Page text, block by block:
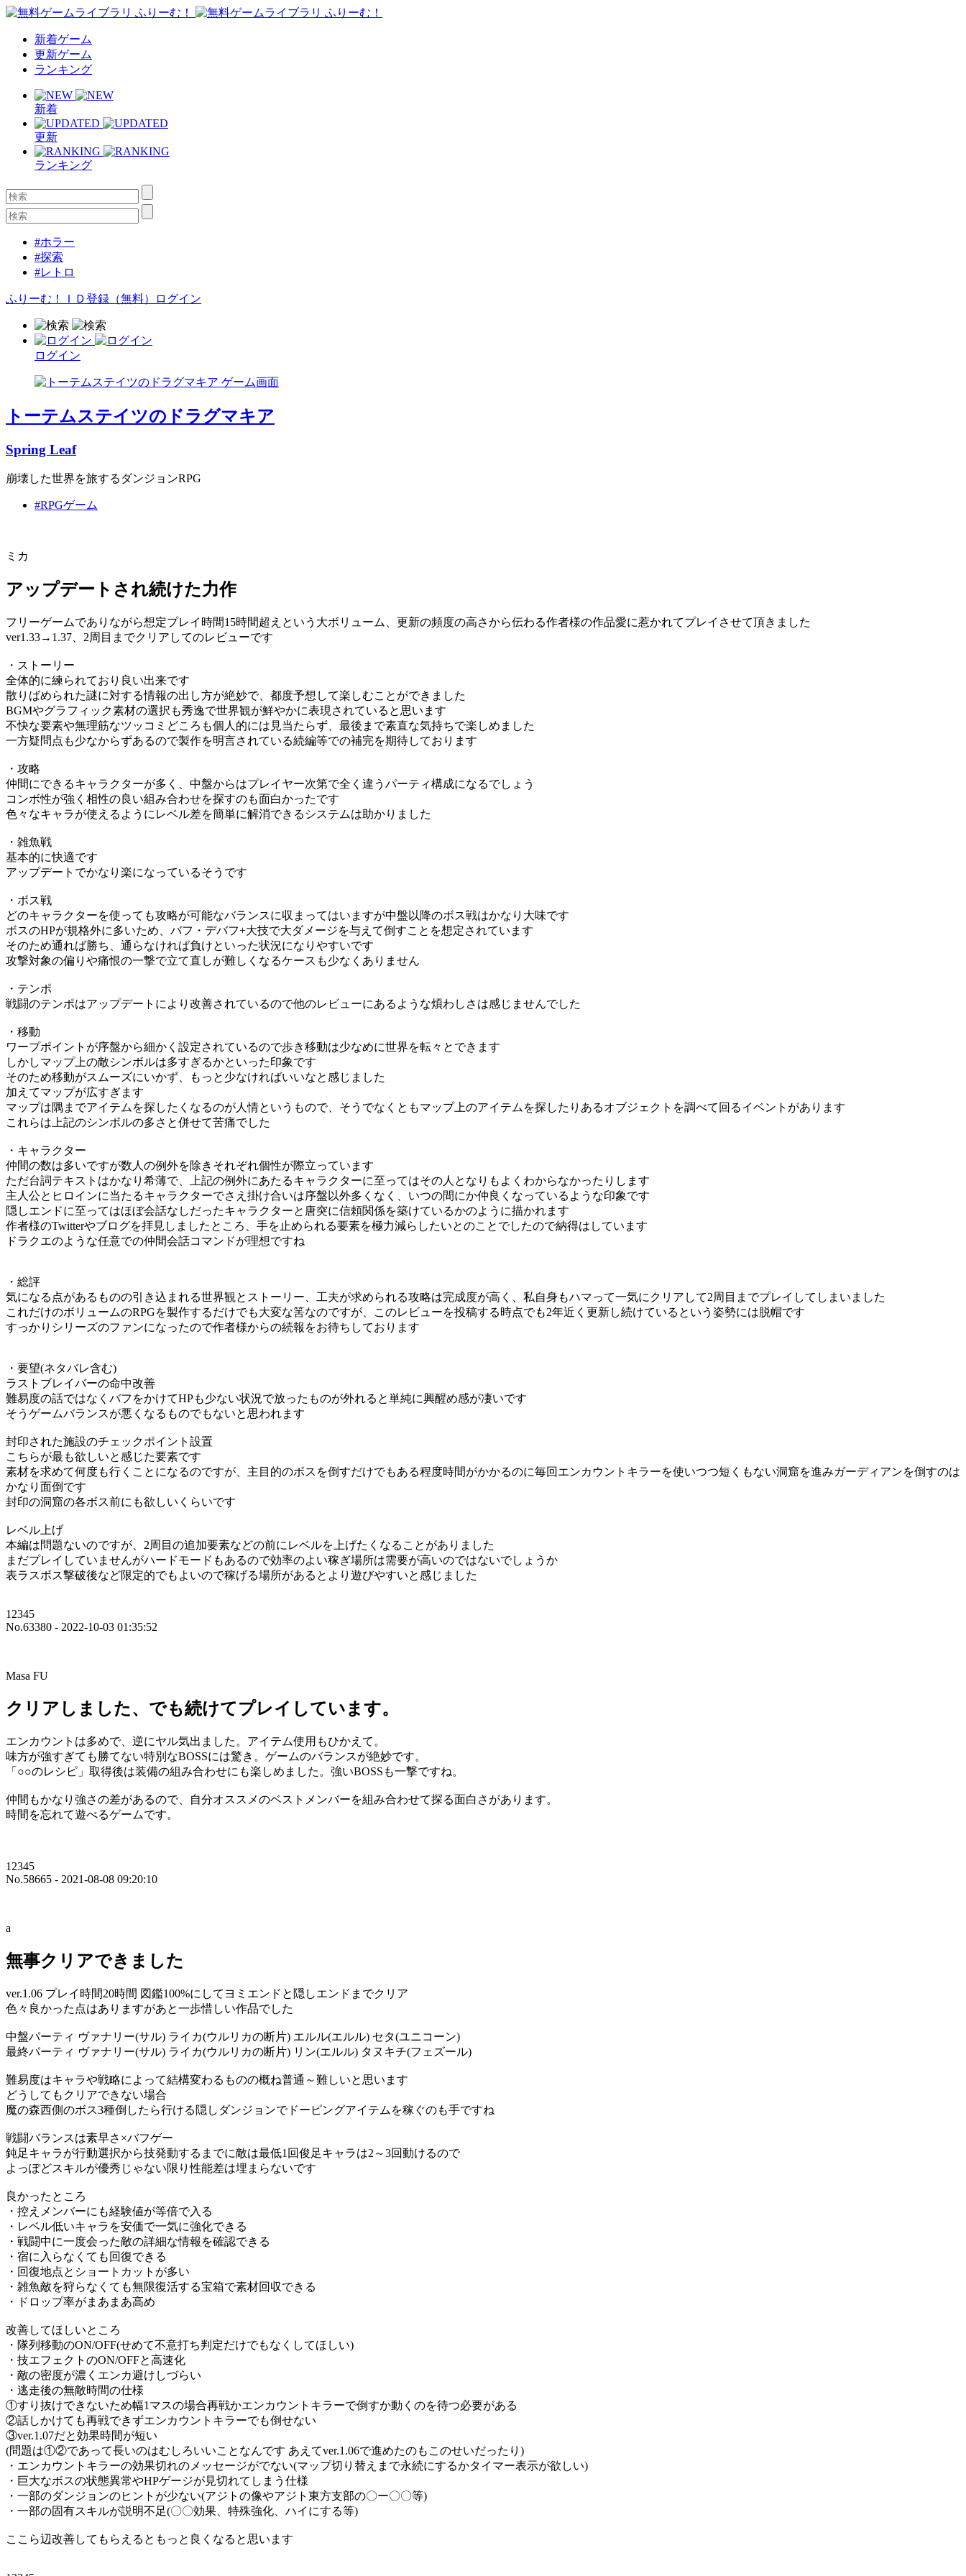
新着ゲーム
更新ゲーム
ランキング
新着
更新
ランキング
#ホラー
#探索
#レトロ
ふりーむ！ＩＤ登録（無料） ログイン
ログイン
トーテムステイツのドラグマキア
Spring Leaf
崩壊した世界を旅するダンジョンRPG
#RPGゲーム
ミカ
アップデートされ続けた力作
フリーゲームでありながら想定プレイ時間15時間超えという大ボリューム、更新の頻度の高さから伝わる作者様の作品愛に惹かれてプレイさせて頂きました
ver1.33→1.37、2周目までクリアしてのレビューです
・ストーリー
全体的に練られており良い出来です
散りばめられた謎に対する情報の出し方が絶妙で、都度予想して楽しむことができました
BGMやグラフィック素材の選択も秀逸で世界観が鮮やかに表現されていると思います
不快な要素や無理筋なツッコミどころも個人的には見当たらず、最後まで素直な気持ちで楽しめました
一方疑問点も少なからずあるので製作を明言されている続編等での補完を期待しております
・攻略
仲間にできるキャラクターが多く、中盤からはプレイヤー次第で全く違うパーティ構成になるでしょう
コンボ性が強く相性の良い組み合わせを探すのも面白かったです
色々なキャラが使えるようにレベル差を簡単に解消できるシステムは助かりました
・雑魚戦
基本的に快適です
アップデートでかなり楽になっているそうです
・ボス戦
どのキャラクターを使っても攻略が可能なバランスに収まってはいますが中盤以降のボス戦はかなり大味です
ボスのHPが規格外に多いため、バフ・デバフ+大技で大ダメージを与えて倒すことを想定されています
そのため通れば勝ち、通らなければ負けといった状況になりやすいです
攻撃対象の偏りや痛恨の一撃で立て直しが難しくなるケースも少なくありません
・テンポ
戦闘のテンポはアップデートにより改善されているので他のレビューにあるような煩わしさは感じませんでした
・移動
ワープポイントが序盤から細かく設定されているので歩き移動は少なめに世界を転々とできます
しかしマップ上の敵シンボルは多すぎるかといった印象です
そのため移動がスムーズにいかず、もっと少なければいいなと感じました
加えてマップが広すぎます
マップは隅までアイテムを探したくなるのが人情というもので、そうでなくともマップ上のアイテムを探したりあるオブジェクトを調べて回るイベントがあります
これらは上記のシンボルの多さと併せて苦痛でした
・キャラクター
仲間の数は多いですが数人の例外を除きそれぞれ個性が際立っています
ただ台詞テキストはかなり希薄で、上記の例外にあたるキャラクターに至ってはその人となりもよくわからなかったりします
主人公とヒロインに当たるキャラクターでさえ掛け合いは序盤以外多くなく、いつの間にか仲良くなっているような印象です
隠しエンドに至ってはほぼ会話なしだったキャラクターと唐突に信頼関係を築けているかのように描かれます
作者様のTwitterやブログを拝見しましたところ、手を止められる要素を極力減らしたいとのことでしたので納得はしています
ドラクエのような任意での仲間会話コマンドが理想ですね
・総評
気になる点があるものの引き込まれる世界観とストーリー、工夫が求められる攻略は完成度が高く、私自身もハマって一気にクリアして2周目までプレイしてしまいました
これだけのボリュームのRPGを製作するだけでも大変な筈なのですが、このレビューを投稿する時点でも2年近く更新し続けているという姿勢には脱帽です
すっかりシリーズのファンになったので作者様からの続報をお待ちしております
・要望(ネタバレ含む)
ラストブレイバーの命中改善
難易度の話ではなくバフをかけてHPも少ない状況で放ったものが外れると単純に興醒め感が凄いです
そうゲームバランスが悪くなるものでもないと思われます
封印された施設のチェックポイント設置
こちらが最も欲しいと感じた要素です
素材を求めて何度も行くことになるのですが、主目的のボスを倒すだけでもある程度時間がかかるのに毎回エンカウントキラーを使いつつ短くもない洞窟を進みガーディアンを倒すのは
かなり面倒です
封印の洞窟の各ボス前にも欲しいくらいです
レベル上げ
本編は問題ないのですが、2周目の追加要素などの前にレベルを上げたくなることがありました
まだプレイしていませんがハードモードもあるので効率のよい稼ぎ場所は需要が高いのではないでしょうか
表ラスボス撃破後など限定的でもよいので稼げる場所があるとより遊びやすいと感じました
12345
No.63380 - 2022-10-03 01:35:52
Masa FU
クリアしました、でも続けてプレイしています。
エンカウントは多めで、逆にヤル気出ました。アイテム使用もひかえて。
味方が強すぎても勝てない特別なBOSSには驚き。ゲームのバランスが絶妙です。
「○○のレシピ」取得後は装備の組み合わせにも楽しめました。強いBOSSも一撃ですね。
仲間もかなり強さの差があるので、自分オススメのベストメンバーを組み合わせて探る面白さがあります。
時間を忘れて遊べるゲームです。
12345
No.58665 - 2021-08-08 09:20:10
a
無事クリアできました
ver.1.06 プレイ時間20時間 図鑑100%にしてヨミエンドと隠しエンドまでクリア
色々良かった点はありますがあと一歩惜しい作品でした
中盤パーティ ヴァナリー(サル) ライカ(ウルリカの断片) エルル(エルル) セタ(ユニコーン)
最終パーティ ヴァナリー(サル) ライカ(ウルリカの断片) リン(エルル) タヌキチ(フェズール)
難易度はキャラや戦略によって結構変わるものの概ね普通～難しいと思います
どうしてもクリアできない場合
魔の森西側のボス3種倒したら行ける隠しダンジョンでドーピングアイテムを稼ぐのも手ですね
戦闘バランスは素早さ×バフゲー
鈍足キャラが行動選択から技発動するまでに敵は最低1回俊足キャラは2～3回動けるので
よっぽどスキルが優秀じゃない限り性能差は埋まらないです
良かったところ
・控えメンバーにも経験値が等倍で入る
・レベル低いキャラを安価で一気に強化できる
・戦闘中に一度会った敵の詳細な情報を確認できる
・宿に入らなくても回復できる
・回復地点とショートカットが多い
・雑魚敵を狩らなくても無限復活する宝箱で素材回収できる
・ドロップ率がまあまあ高め
改善してほしいところ
・隊列移動のON/OFF(せめて不意打ち判定だけでもなくしてほしい)
・技エフェクトのON/OFFと高速化
・敵の密度が濃くエンカ避けしづらい
・逃走後の無敵時間の仕様
①すり抜けできないため幅1マスの場合再戦かエンカウントキラーで倒すか動くのを待つ必要がある
②話しかけても再戦できずエンカウントキラーでも倒せない
③ver.1.07だと効果時間が短い
(問題は①②であって長いのはむしろいいことなんです あえてver.1.06で進めたのもこのせいだったり)
・エンカウントキラーの効果切れのメッセージがでない(マップ切り替えまで永続にするかタイマー表示が欲しい)
・巨大なボスの状態異常やHPゲージが見切れてしまう仕様
・一部のダンジョンのヒントが少ない(アジトの像やアジト東方支部の〇ー〇〇等)
・一部の固有スキルが説明不足(〇〇効果、特殊強化、ハイにする等)
ここら辺改善してもらえるともっと良くなると思います